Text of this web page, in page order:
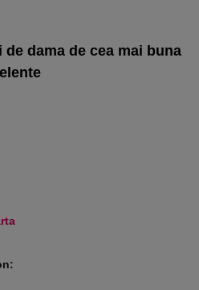
dama de cea mai buna